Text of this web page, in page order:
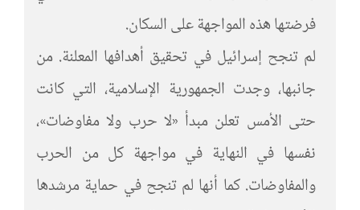
فرضتها هذه المواجهة على السكان.
لم تنجح إسرائيل في تحقيق أهدافها المعلنة. من
جانبها، وجدت الجمهورية الإسلامية، التي كانت
حتى الأمس تعلن مبدأ «لا حرب ولا مفاوضات»،
نفسها في النهاية في مواجهة كل من الحرب
والمفاوضات. كما أنها لم تنجح في حماية مرشدها